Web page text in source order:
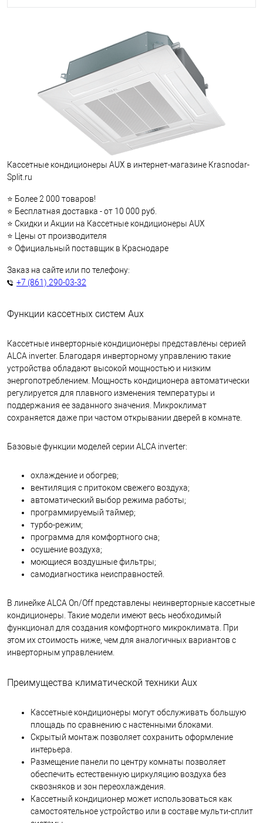
Кассетные кондиционеры AUX в интернет-магазине Krasnodar-
Split.ru
⭐ Более 2 000 товаров!
⭐ Бесплатная доставка - от 10 000 руб.
⭐ Скидки и Акции на Кассетные кондиционеры AUX
⭐ Цены от производителя
⭐ Официальный поставщик в Краснодаре
Заказ на сайте или по телефону:
+7 (861) 290-03-32
Функции кассетных систем Aux
Кассетные инверторные кондиционеры представлены серией
ALCA inverter. Благодаря инверторному управлению такие
устройства обладают высокой мощностью и низким
энергопотреблением. Мощность кондиционера автоматически
регулируется для плавного изменения температуры и
поддержания ее заданного значения. Микроклимат
сохраняется даже при частом открывании дверей в комнате.
Базовые функции моделей серии ALCA inverter:
охлаждение и обогрев;
вентиляция с притоком свежего воздуха;
автоматический выбор режима работы;
программируемый таймер;
турбо-режим;
программа для комфортного сна;
осушение воздуха;
моющиеся воздушные фильтры;
самодиагностика неисправностей.
В линейке ALCA On/Off представлены неинверторные кассетные
кондиционеры. Такие модели имеют весь необходимый
функционал для создания комфортного микроклимата. При
этом их стоимость ниже, чем для аналогичных вариантов с
инверторным управлением.
Преимущества климатической техники Aux
Кассетные кондиционеры могут обслуживать большую
площадь по сравнению с настенными блоками.
Скрытый монтаж позволяет сохранить оформление
интерьера.
Размещение панели по центру комнаты позволяет
обеспечить естественную циркуляцию воздуха без
сквозняков и зон переохлаждения.
Кассетный кондиционер может использоваться как
самостоятельное устройство или в составе мульти-сплит